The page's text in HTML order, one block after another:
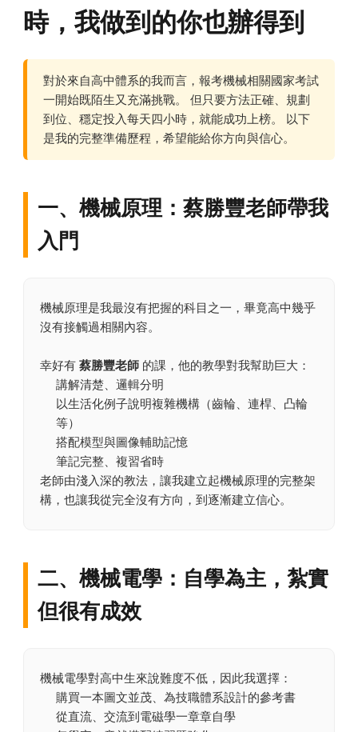
時，我做到的你也辦得到
對於來自高中體系的我而言，報考機械相關國家考試
一開始既陌生又充滿挑戰。 但只要方法正確、規劃
到位、穩定投入每天四小時，就能成功上榜。 以下
是我的完整準備歷程，希望能給你方向與信心。
一、機械原理：蔡勝豐老師帶我
入門
機械原理是我最沒有把握的科目之一，畢竟高中幾乎
沒有接觸過相關內容。
幸好有 蔡勝豐老師的課，他的教學對我幫助巨大：
講解清楚、邏輯分明
以生活化例子說明複雜機構（齒輪、連桿、凸輪
等）
搭配模型與圖像輔助記憶
筆記完整、複習省時
老師由淺入深的教法，讓我建立起機械原理的完整架
構，也讓我從完全沒有方向，到逐漸建立信心。
二、機械電學：自學為主，紮實
但很有成效
機械電學對高中生來說難度不低，因此我選擇：
購買一本圖文並茂、為技職體系設計的參考書
從直流、交流到電磁學一章章自學